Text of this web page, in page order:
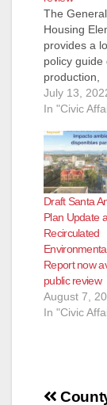
The
Housing
provides a
policy guide
production,
eight years
2029
period).
July 2022
Element
available for
review on our
website.
draft
revisions
comments
July 13,
In "Civic
Draft Santa
Plan Update
Recirculated
Report now
public review
August 7,
In "Civic
Post